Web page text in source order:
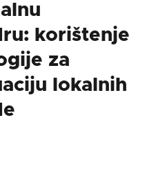
korištenje
za
lokalnih